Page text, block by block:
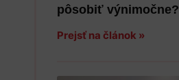
pôsobiť výnimočne?
Prejsť na článok »